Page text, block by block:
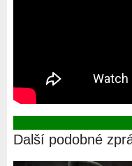
Další podobné